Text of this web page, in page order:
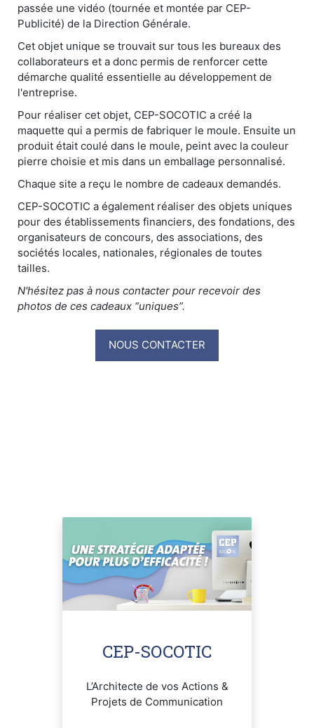
passée une vidéo (tournée et montée par CEP-
Publicité) de la Direction Générale.
Cet objet unique se trouvait sur tous les bureaux des
collaborateurs et a donc permis de renforcer cette
démarche qualité essentielle au développement de
l'entreprise.
Pour réaliser cet objet, CEP-SOCOTIC a créé la
maquette qui a permis de fabriquer le moule. Ensuite un
produit était coulé dans le moule, peint avec la couleur
pierre choisie et mis dans un emballage personnalisé.
Chaque site a reçu le nombre de cadeaux demandés.
CEP-SOCOTIC a également réaliser des objets uniques
pour des établissements financiers, des fondations, des
organisateurs de concours, des associations, des
sociétés locales, nationales, régionales de toutes
tailles.
N'hésitez pas à nous contacter pour recevoir des
photos de ces cadeaux “uniques”.
NOUS CONTACTER
CEP-SOCOTIC
L’Architecte de vos Actions &
Projets de Communication